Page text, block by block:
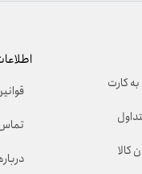
کارت
کالا
تماس